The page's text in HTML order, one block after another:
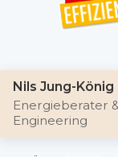
Nils Jung-König
Energieberater
Engineering